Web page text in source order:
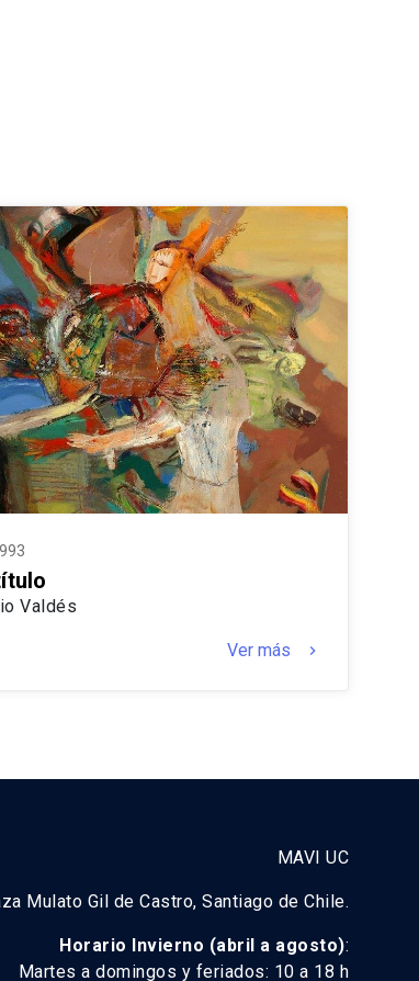
Valdés
Ver más keyboard_arrow_right
MAVI UC
Mulato Gil de Castro, Santiago de Chile.
Horario Invierno (abril a agosto):
Martes a domingos y feriados: 10 a 18 h